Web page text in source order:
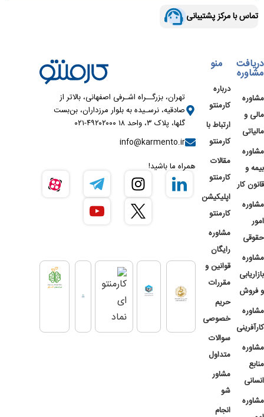
تماس با مرکز پشتیبانی
دریافت
مشاوره
مشاوره
مالی و
مالیاتی
مشاوره
بیمه و
قانون کار
مشاوره
امور
حقوقی
مشاوره
بازاریابی
و فروش
مشاوره
کارآفرینی
مشاوره
منابع
انسانی
مشاوره
منو
درباره
کارمنتو
ارتباط با
کارمنتو
مقالات
کارمنتو
اپلیکیشن
کارمنتو
مشاوره
رایگان
قوانین و
مقررات
حریم
خصوصی
سوالات
متداول
مشاور
شو
انجام
تهران، بزرگــراه اشـرفی اصفهانی، بالاتر از
صادقیه، نرسـیده به بلوار مرزداران، بن‌بست
گلها، پلاک ۳، واحد ۱۸ ۴۹۲۰۲۰۰۰-۰۲۱
info@karmento.ir
همراه ما باشید!